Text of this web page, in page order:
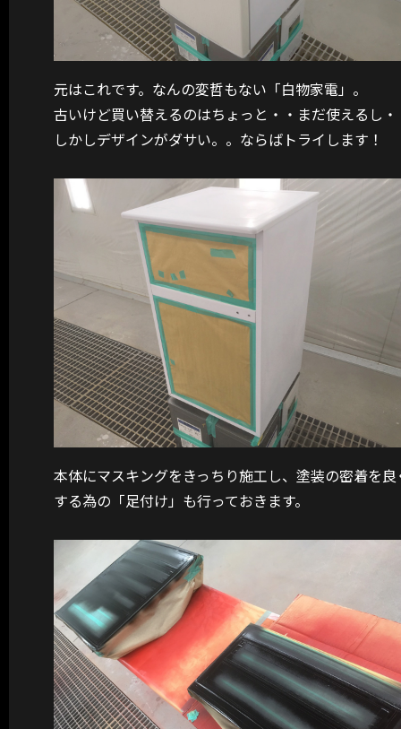
元はこれです。なんの変哲もない「白物家電」。
古いけど買い替えるのはちょっと・・まだ使えるし
しかしデザインがダサい。。ならばトライします！
本体にマスキングをきっちり施工し、塗装の密着を良
する為の「足付け」も行っておきます。